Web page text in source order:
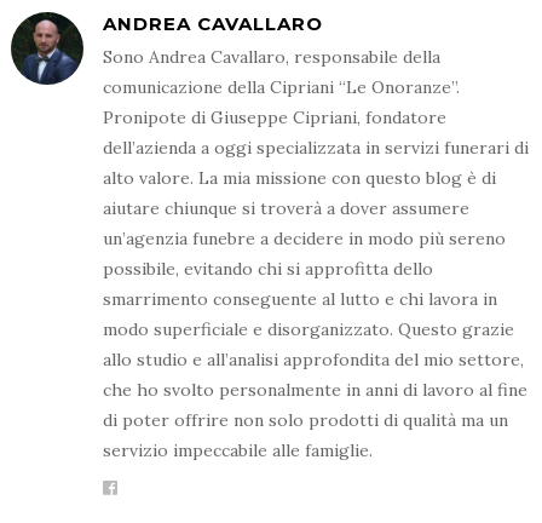
ANDREA CAVALLARO
Sono Andrea Cavallaro, responsabile della
comunicazione della Cipriani “Le Onoranze”.
Pronipote di Giuseppe Cipriani, fondatore
dell’azienda a oggi specializzata in servizi funerari di
alto valore. La mia missione con questo blog è di
aiutare chiunque si troverà a dover assumere
un’agenzia funebre a decidere in modo più sereno
possibile, evitando chi si approfitta dello
smarrimento conseguente al lutto e chi lavora in
modo superficiale e disorganizzato. Questo grazie
allo studio e all’analisi approfondita del mio settore,
che ho svolto personalmente in anni di lavoro al fine
di poter offrire non solo prodotti di qualità ma un
servizio impeccabile alle famiglie.